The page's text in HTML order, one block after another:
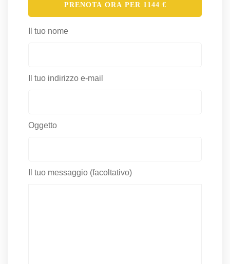
PRENOTA ORA PER 1144 €
Il tuo nome
Il tuo indirizzo e-mail
Oggetto
Il tuo messaggio (facoltativo)